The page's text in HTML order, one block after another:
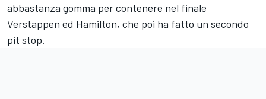
abbastanza gomma per contenere nel finale
Verstappen ed Hamilton, che poi ha fatto un secondo
pit stop.